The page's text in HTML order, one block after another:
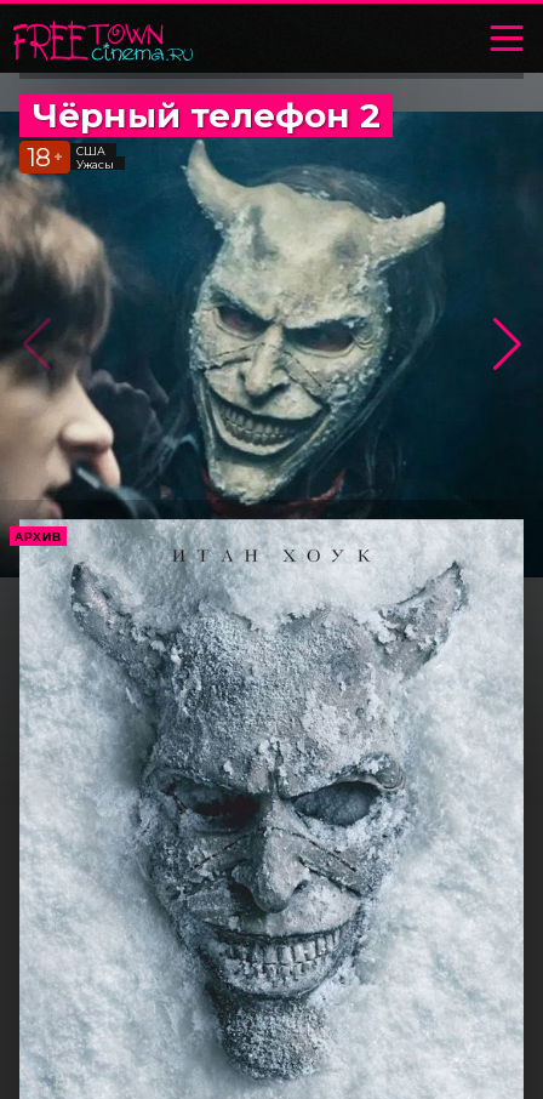
Чёрный телефон 2
18 +
США
Ужасы
АРХИВ